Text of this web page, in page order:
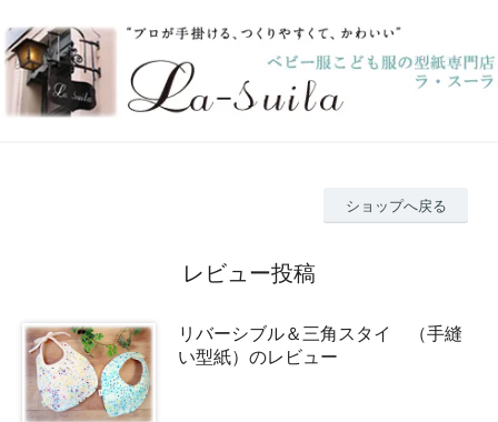
ショップへ戻る
レビュー投稿
リバーシブル＆三角スタイ （手縫
い型紙）のレビュー